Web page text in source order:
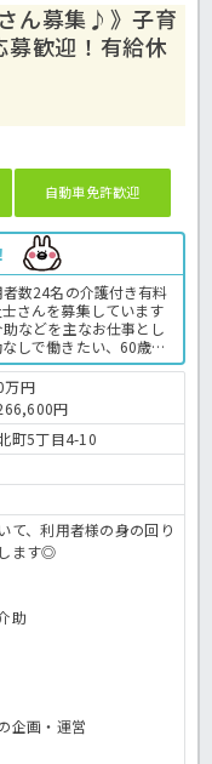
ん募集♪》子育
募歓迎！有給休
自動車免許歓迎
数24名の介護付き有料
さんを募集しています
などを主なお仕事とし
しで働きたい、60歳以
のご希望の働き方をま
率100％を目指してお
。お子様がいらっしゃ
ますので安心してご応募
です。＜介護職 正職
万円
円
町5丁目4-10
て、利用者様の身の回り
ます◎
助
企画・運営